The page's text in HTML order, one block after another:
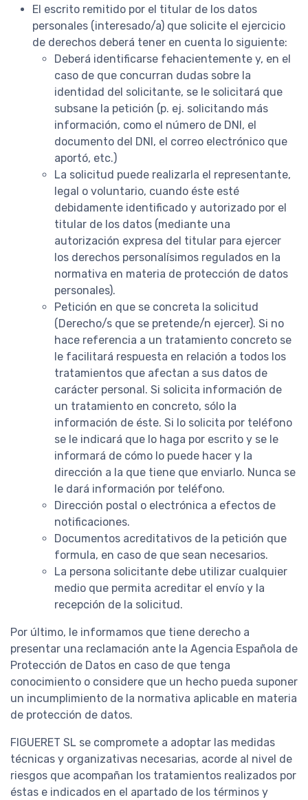
El escrito remitido por el titular de los datos
personales (interesado/a) que solicite el ejercicio
de derechos deberá tener en cuenta lo siguiente:
Deberá identificarse fehacientemente y, en el
caso de que concurran dudas sobre la
identidad del solicitante, se le solicitará que
subsane la petición (p. ej. solicitando más
información, como el número de DNI, el
documento del DNI, el correo electrónico que
aportó, etc.)
La solicitud puede realizarla el representante,
legal o voluntario, cuando éste esté
debidamente identificado y autorizado por el
titular de los datos (mediante una
autorización expresa del titular para ejercer
los derechos personalísimos regulados en la
normativa en materia de protección de datos
personales).
Petición en que se concreta la solicitud
(Derecho/s que se pretende/n ejercer). Si no
hace referencia a un tratamiento concreto se
le facilitará respuesta en relación a todos los
tratamientos que afectan a sus datos de
carácter personal. Si solicita información de
un tratamiento en concreto, sólo la
información de éste. Si lo solicita por teléfono
se le indicará que lo haga por escrito y se le
informará de cómo lo puede hacer y la
dirección a la que tiene que enviarlo. Nunca se
le dará información por teléfono.
Dirección postal o electrónica a efectos de
notificaciones.
Documentos acreditativos de la petición que
formula, en caso de que sean necesarios.
La persona solicitante debe utilizar cualquier
medio que permita acreditar el envío y la
recepción de la solicitud.
Por último, le informamos que tiene derecho a
presentar una reclamación ante la Agencia Española de
Protección de Datos en caso de que tenga
conocimiento o considere que un hecho pueda suponer
un incumplimiento de la normativa aplicable en materia
de protección de datos.
FIGUERET SL se compromete a adoptar las medidas
técnicas y organizativas necesarias, acorde al nivel de
riesgos que acompañan los tratamientos realizados por
éstas e indicados en el apartado de los términos y